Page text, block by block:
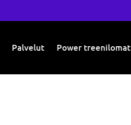
Palvelut Power treenilomat